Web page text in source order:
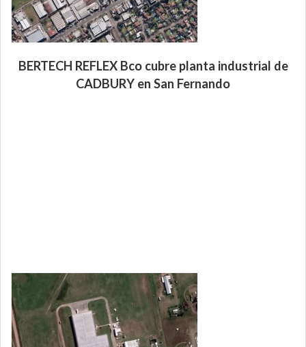
BERTECH REFLEX Bco cubre planta industrial de
CADBURY en San Fernando